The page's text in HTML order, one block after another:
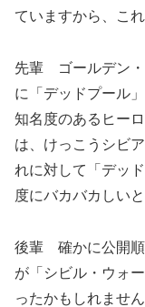
ていますから、こ
先輩 ゴールデン・
に「デッドプール
知名度のあるヒー
は、けっこうシビ
れに対して「デッ
度にバカバカしい
後輩 確かに公開順
が「シビル・ウォ
ったかもしれません